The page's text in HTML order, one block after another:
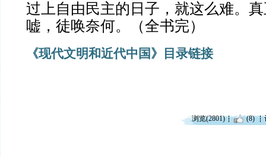
过上自由民主的日子，就这么难。
嘘，徒唤奈何。（全书完）
《现代文明和近代中国》目录链接
浏览(2801) (8)